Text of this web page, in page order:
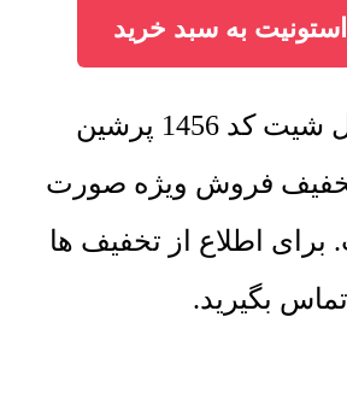
به سبد خرید
خرید ماربل شیت کد 1456 پرشین
تخفیف فروش ویژه صورت
اطلاع از تخفیف ها
تماس بگیرید.